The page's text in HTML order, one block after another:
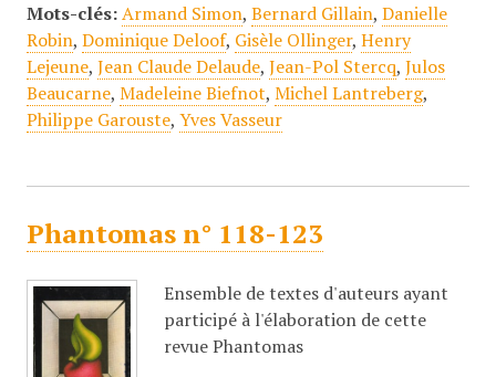
Mots-clés: Armand Simon, Bernard Gillain, Danielle
Robin, Dominique Deloof, Gisèle Ollinger, Henry
Lejeune, Jean Claude Delaude, Jean-Pol Stercq, Julos
Beaucarne, Madeleine Biefnot, Michel Lantreberg,
Philippe Garouste, Yves Vasseur
Phantomas n° 118-123
Ensemble de textes d'auteurs ayant
participé à l'élaboration de cette
revue Phantomas